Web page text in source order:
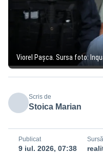
Viorel Pașca. Sursa foto:
Scris de
Stoica Marian
Publicat
9 iul. 2026, 07:38
Sursă